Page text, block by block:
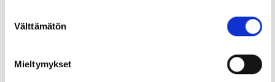
valinta
Välttämätön
Mieltymykset
1. Ulkomaalaislain muutosehdotuksessa esitetyt
yhteydessä ovat liian...